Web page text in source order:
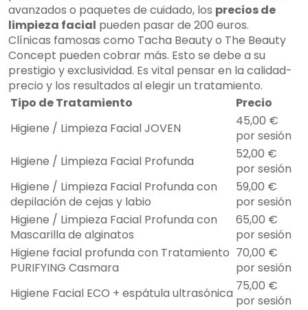
avanzados o paquetes de cuidado, los precios de
limpieza facial pueden pasar de 200 euros.
Clínicas famosas como Tacha Beauty o The Beauty
Concept pueden cobrar más. Esto se debe a su
prestigio y exclusividad. Es vital pensar en la calidad-
precio y los resultados al elegir un tratamiento.
Tipo de Tratamiento
Precio
Higiene / Limpieza Facial JOVEN
45,00 €
por sesión
Higiene / Limpieza Facial Profunda
52,00 €
por sesión
Higiene / Limpieza Facial Profunda con
depilación de cejas y labio
59,00 €
por sesión
Higiene / Limpieza Facial Profunda con
Mascarilla de alginatos
65,00 €
por sesión
Higiene facial profunda con Tratamiento
PURIFYING Casmara
70,00 €
por sesión
Higiene Facial ECO + espátula ultrasónica 75,00 €
por sesión